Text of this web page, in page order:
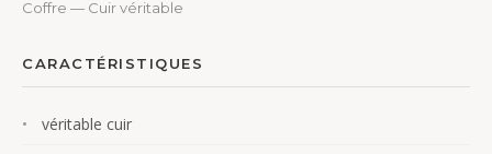
Coffre — Cuir véritable
CARACTÉRISTIQUES
véritable cuir